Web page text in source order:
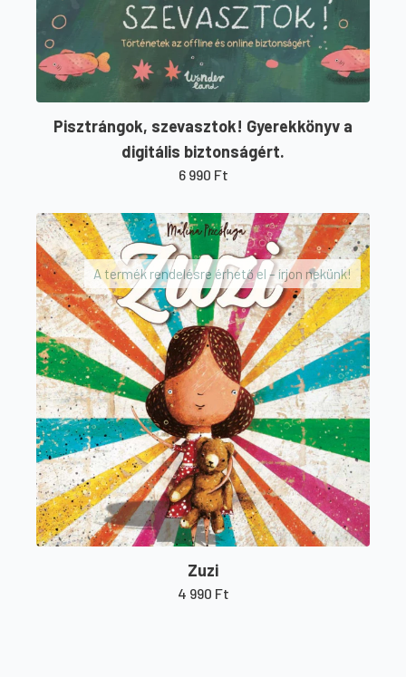
Pisztrángok, szevasztok! Gyerekkönyv a
digitális biztonságért.
6 990 Ft
A termék rendelésre érhető el – írjon nekünk!
Zuzi
4 990 Ft